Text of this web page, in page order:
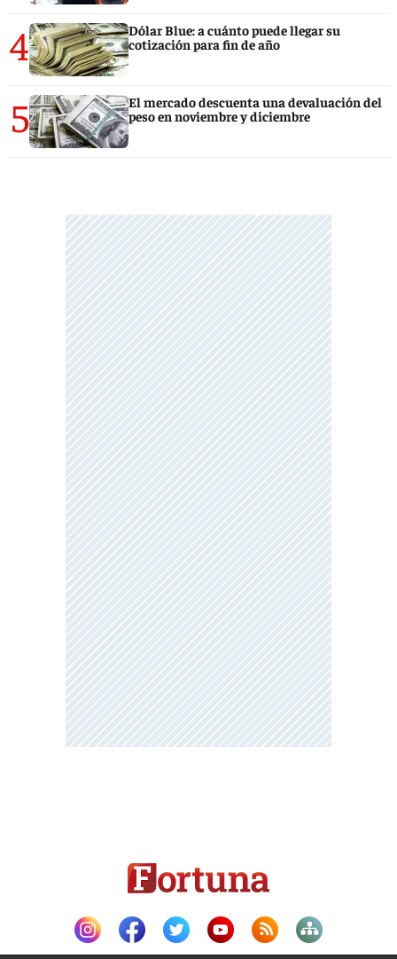
4
Dólar Blue: a cuánto puede llegar su
cotización para fin de año
5
El mercado descuenta una devaluación del
peso en noviembre y diciembre